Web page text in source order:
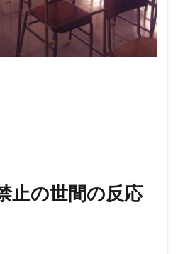
止の世間の反応